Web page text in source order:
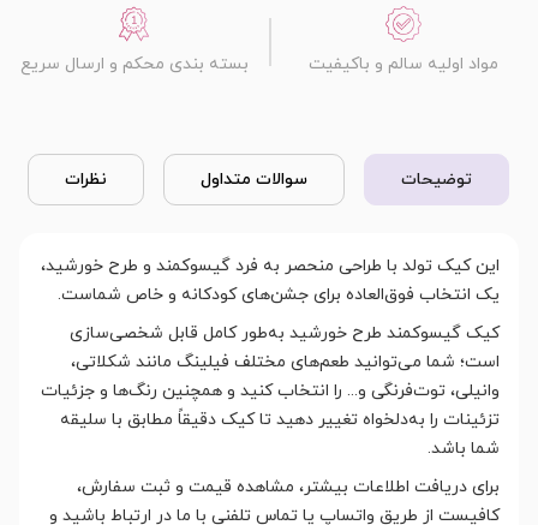
مواد اولیه سالم و باکیفیت بسته بندی محکم و ارسال سریع
توضیحات سوالات متداول نظرات
این کیک تولد با طراحی منحصر به فرد گیسوکمند و طرح خورشید،
یک انتخاب فوق‌العاده برای جشن‌های کودکانه و خاص شماست.
کیک گیسوکمند طرح خورشید به‌طور کامل قابل شخصی‌سازی
است؛ شما می‌توانید طعم‌های مختلف فیلینگ مانند شکلاتی،
وانیلی، توت‌فرنگی و... را انتخاب کنید و همچنین رنگ‌ها و جزئیات
تزئینات را به‌دلخواه تغییر دهید تا کیک دقیقاً مطابق با سلیقه
شما باشد.
برای دریافت اطلاعات بیشتر، مشاهده قیمت و ثبت سفارش،
کافیست از طریق واتساپ یا تماس تلفنی با ما در ارتباط باشید و